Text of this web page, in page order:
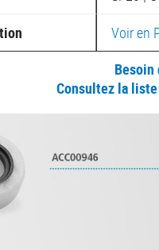
Voir en
Besoin
Consultez la